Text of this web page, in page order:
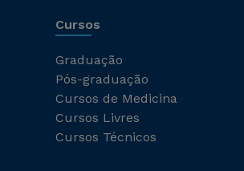
Cursos
Graduação
Pós-graduação
Cursos de Medicina
Cursos Livres
Cursos Técnicos